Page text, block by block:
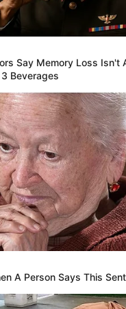
Say Memory Loss Isn't
Beverages
A Person Says This